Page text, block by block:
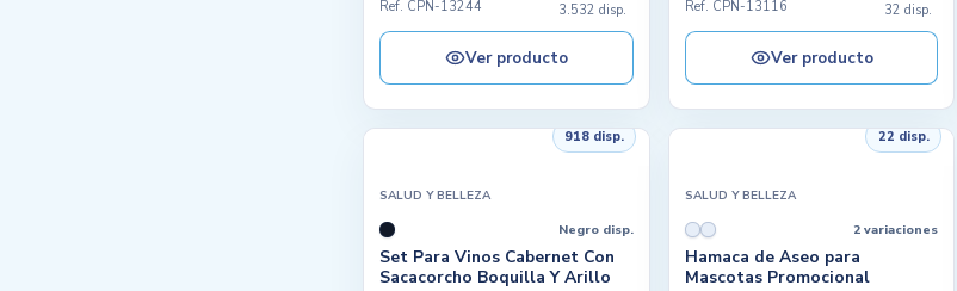
Ref. CPN-13244
3.532 disp.
Ver producto
Ref. CPN-13116
32 disp.
Ver producto
918 disp.
SALUD Y BELLEZA
Negro disp.
Set Para Vinos Cabernet Con
Sacacorcho Boquilla Y Arillo
22 disp.
SALUD Y BELLEZA
2 variaciones
Hamaca de Aseo para
Mascotas Promocional